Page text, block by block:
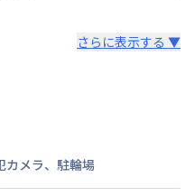
さらに表示する ▼
カメラ、 駐輪場